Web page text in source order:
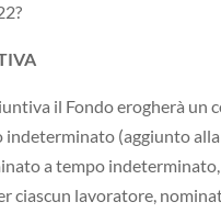
il Fondo erogherà
(aggiunto
a tempo
ciascun lavoratore,